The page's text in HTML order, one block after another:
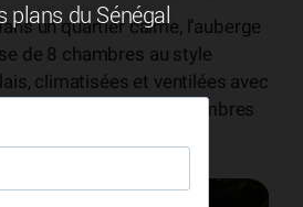
un quartier calme, l’auberge
de 8 chambres au style
climatisées et ventilées avec
Elle propose des chambres
soit 27 €.
plans du Sénégal